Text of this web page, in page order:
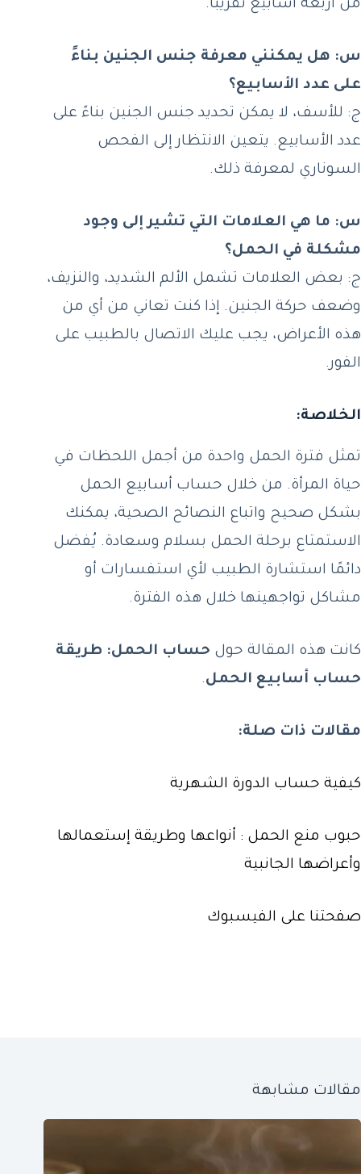
من أربعة أسابيع تقريبًا.
س: هل يمكنني معرفة جنس الجنين بناءً
على عدد الأسابيع؟
ج: للأسف، لا يمكن تحديد جنس الجنين بناءً على
عدد الأسابيع. يتعين الانتظار إلى الفحص
السوناري لمعرفة ذلك.
س: ما هي العلامات التي تشير إلى وجود
مشكلة في الحمل؟
ج: بعض العلامات تشمل الألم الشديد، والنزيف،
وضعف حركة الجنين. إذا كنت تعاني من أي من
هذه الأعراض، يجب عليك الاتصال بالطبيب على
الفور.
الخلاصة:
تمثل فترة الحمل واحدة من أجمل اللحظات في
حياة المرأة. من خلال حساب أسابيع الحمل
بشكل صحيح واتباع النصائح الصحية، يمكنك
الاستمتاع برحلة الحمل بسلام وسعادة. يُفضل
دائمًا استشارة الطبيب لأي استفسارات أو
مشاكل تواجهينها خلال هذه الفترة.
كانت هذه المقالة حول حساب الحمل: طريقة
حساب أسابيع الحمل.
مقالات ذات صلة:
كيفية حساب الدورة الشهرية
حبوب منع الحمل : أنواعها وطريقة إستعمالها
وأعراضها الجانبية
صفحتنا على الفيسبوك
مقالات مشابهة